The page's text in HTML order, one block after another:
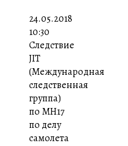
24.05.2018
10:30
Следствие
JIT
(Международная
следственная
группа)
по MH17
по делу
самолета